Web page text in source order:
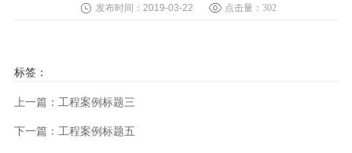
发布时间：2019-03-22 点击量： 302
标签：
上一篇：工程案例标题三
下一篇：工程案例标题五